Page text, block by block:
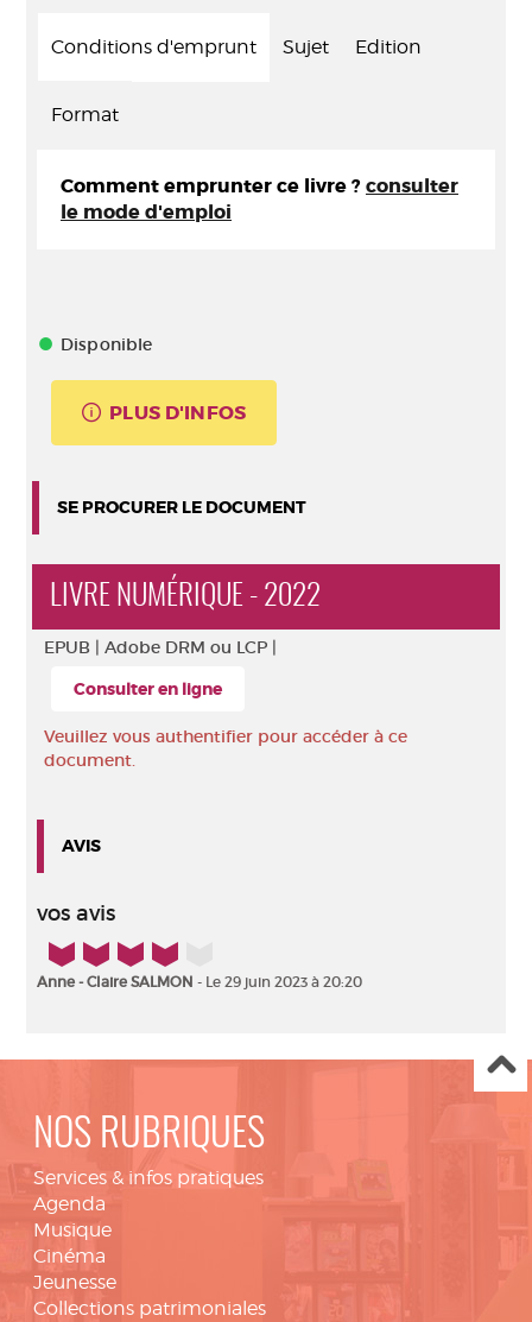
Conditions d'emprunt Sujet Edition
Format
Comment emprunter ce livre ? consulter
le mode d'emploi
Disponible
PLUS D'INFOS
SE PROCURER LE DOCUMENT
LIVRE NUMÉRIQUE - 2022
EPUB | Adobe DRM ou LCP |
Consulter en ligne
Veuillez vous authentifier pour accéder à ce
document.
AVIS
vos avis
4/5
Anne - Claire SALMON - Le 29 juin 2023 à 20:20
NOS RUBRIQUES
Services & infos pratiques
Agenda
Musique
Cinéma
Jeunesse
Collections patrimoniales